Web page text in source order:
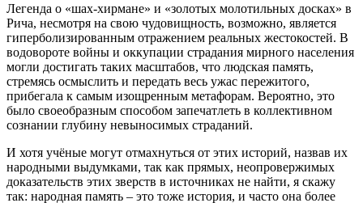
Легенда о «шах-хирмане» и «золотых молотильных досках» в
Рича, несмотря на свою чудовищность, возможно, является
гиперболизированным отражением реальных жестокостей. В
водовороте войны и оккупации страдания мирного населения
могли достигать таких масштабов, что людская память,
стремясь осмыслить и передать весь ужас пережитого,
прибегала к самым изощренным метафорам. Вероятно, это
было своеобразным способом запечатлеть в коллективном
сознании глубину невыносимых страданий.
И хотя учёные могут отмахнуться от этих историй, назвав их
народными выдумками, так как прямых, неопровержимых
доказательств этих зверств в источниках не найти, я скажу
так: народная память – это тоже история, и часто она более